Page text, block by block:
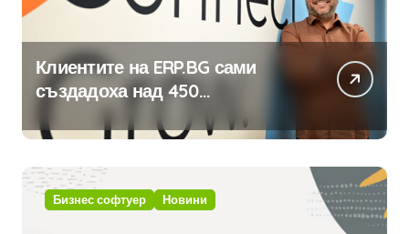
Клиентите на ERP.BG сами
създадоха над 450
приложения за ERP системата
с помощта на вградения в нея
изкуствен интелект
Бизнес софтуер Новини